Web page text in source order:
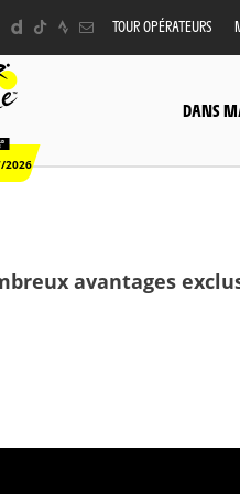
TOUR OPÉRATEURS
2026
DANS
avantages